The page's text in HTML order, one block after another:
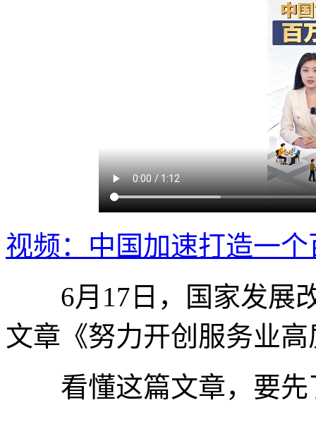
视频：中国加速打造一
6月17日，国家发展改
文章《努力开创服务业
看懂这篇文章，要先